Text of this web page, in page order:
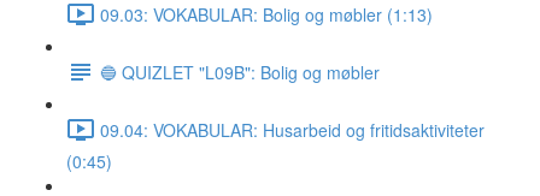
09.03: VOKABULAR: Bolig og møbler (1:13)
🔵 QUIZLET "L09B": Bolig og møbler
09.04: VOKABULAR: Husarbeid og fritidsaktiviteter
(0:45)